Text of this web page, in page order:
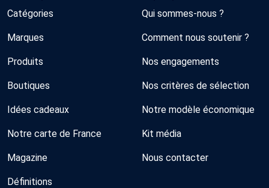
Catégories
Marques
Produits
Boutiques
Idées cadeaux
Notre carte de France
Magazine
Définitions
Qui sommes-nous ?
Comment nous soutenir ?
Nos engagements
Nos critères de sélection
Notre modèle économique
Kit média
Nous contacter